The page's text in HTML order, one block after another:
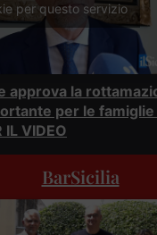
per questo servizio
approva la
per le famiglie
IL VIDEO
BarSicilia